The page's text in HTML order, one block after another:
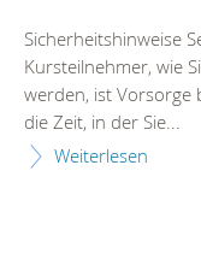
Sicherheitshinweise
Kursteilnehmer, wie
werden, ist Vorsorge
die Zeit, in der Sie...
Weiterlesen